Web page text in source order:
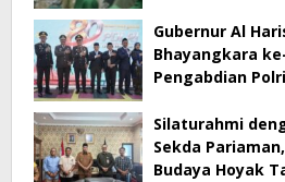
Gubernur Al
Bhayangkara
Pengabdian
Silaturahmi
Sekda
Budaya Hoyak